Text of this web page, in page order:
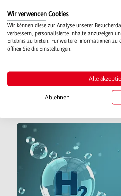
Akademische Jahresfeier
Campus Bad Mergentheim
20 Jahre besteht der
Mergentheim der Dualen
Württemberg (DHBW)
Jahr. Im Rahmen der
Wir verwenden Cookies
Wir können diese zur Analyse unserer
verbessern, personalisierte Inhalte anzuzeigen
Erlebnis zu bieten. Für weitere Informationen zu
öffnen Sie die Einstellungen.
Alle
Ablehnen